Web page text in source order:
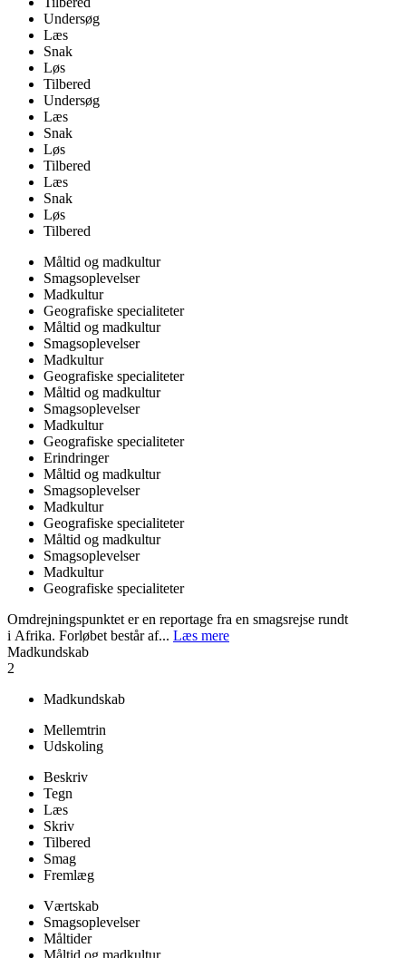
Undersøg
Læs
Snak
Løs
Tilbered
Undersøg
Læs
Snak
Løs
Tilbered
Læs
Snak
Løs
Tilbered
Måltid og madkultur
Smagsoplevelser
Madkultur
Geografiske specialiteter
Måltid og madkultur
Smagsoplevelser
Madkultur
Geografiske specialiteter
Måltid og madkultur
Smagsoplevelser
Madkultur
Geografiske specialiteter
Erindringer
Måltid og madkultur
Smagsoplevelser
Madkultur
Geografiske specialiteter
Måltid og madkultur
Smagsoplevelser
Madkultur
Geografiske specialiteter
Omdrejningspunktet er en reportage fra en smagsrejse rundt
i Afrika. Forløbet består af... Læs mere
Madkundskab
2
Madkundskab
Mellemtrin
Udskoling
Beskriv
Tegn
Læs
Skriv
Tilbered
Smag
Fremlæg
Værtskab
Smagsoplevelser
Måltider
Måltid og madkultur